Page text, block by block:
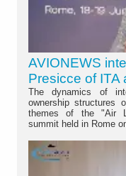
AVIONEWS
Presicce of ITA
The dynamics of
ownership structures
themes of the "Air
summit held in Rome